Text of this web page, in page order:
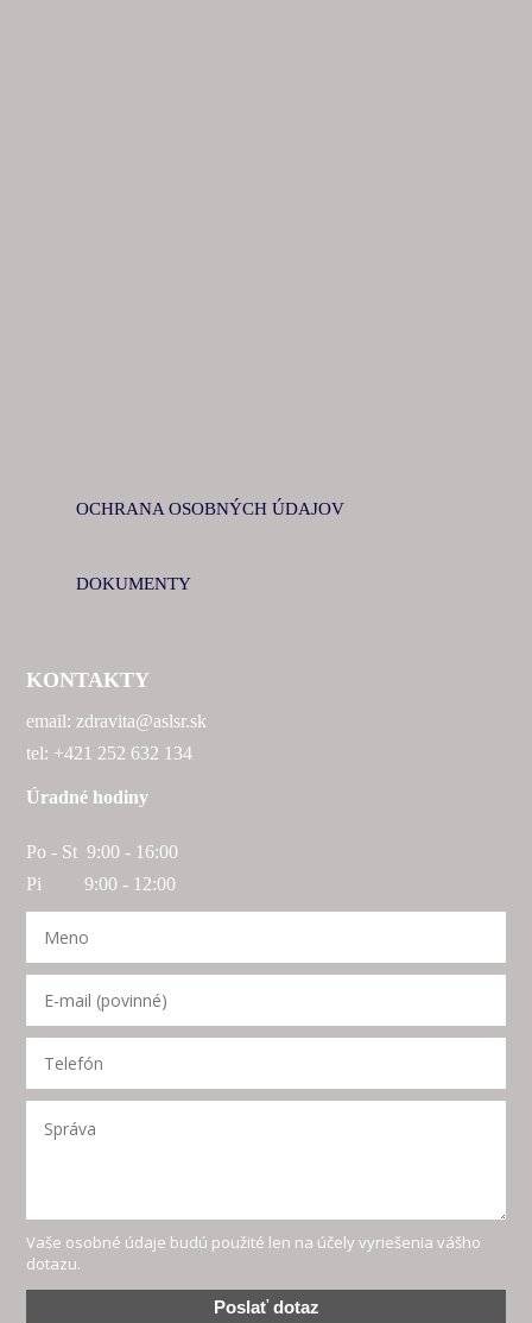
OCHRANA OSOBNÝCH ÚDAJOV
DOKUMENTY
KONTAKTY
email: zdravita@aslsr.sk
tel: +421 252 632 134
Úradné hodiny
Po - St 9:00 - 16:00
Pi 9:00 - 12:00
Vaše osobné údaje budú použité len na účely vyriešenia vášho
dotazu.
Poslať dotaz